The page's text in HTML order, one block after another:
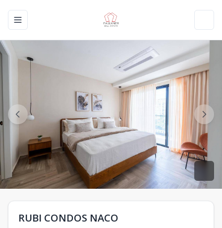
Toggle navigation menu
RUBI CONDOS NACO